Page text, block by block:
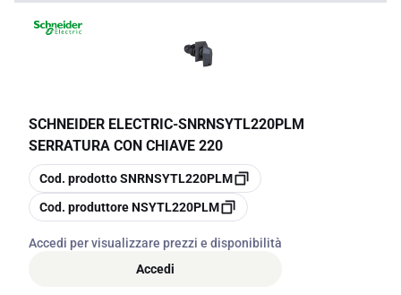
SCHNEIDER ELECTRIC-SNRNSYTL220PLM
SERRATURA CON CHIAVE 220
copia
Cod. prodottoSNRNSYTL220PLM
copia
Cod. produttoreNSYTL220PLM
Accedi per visualizzare prezzi e disponibilità
Accedi